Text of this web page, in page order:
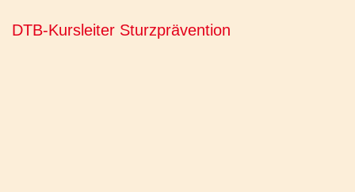
DTB-Kursleiter Sturzprävention